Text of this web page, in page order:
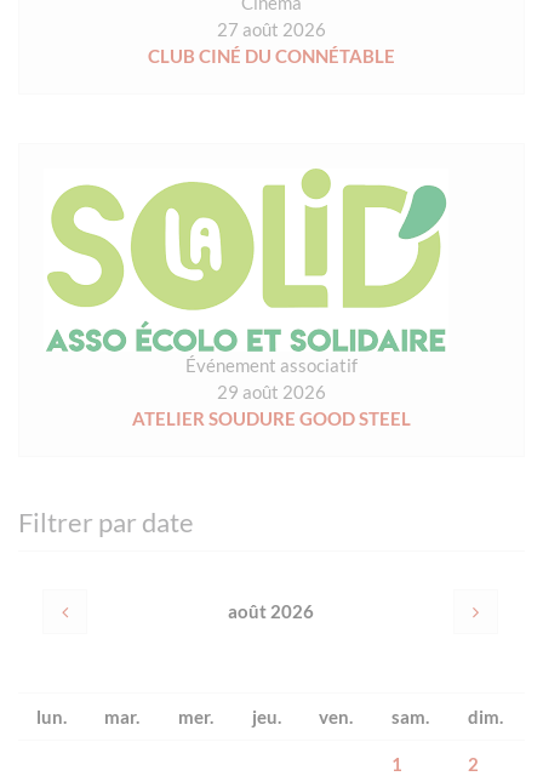
27 août 2026
CLUB CINÉ DU CONNÉTABLE
Événement associatif
29 août 2026
ATELIER SOUDURE GOOD STEEL
Filtrer par date
août 2026
lun. mar. mer. jeu. ven. sam. dim.
1 2